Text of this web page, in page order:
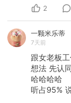
2
一颗米乐蒂
7天前
跟女老板
想法 先认
哈哈哈哈
听占95%